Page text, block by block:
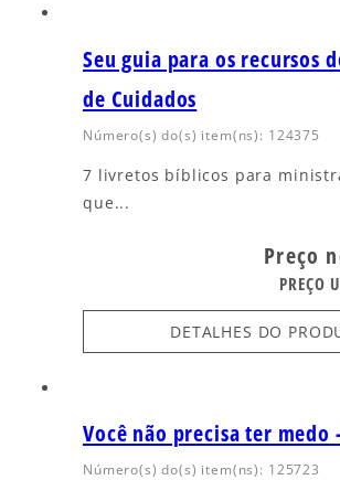
Seu guia para os recursos
de Cuidados
Número(s) do(s) item(ns): 124375
7 livretos bíblicos para
que...
Preço
PREÇO
DETALHES DO
Você não precisa ter medo
Número(s) do(s) item(ns): 125723